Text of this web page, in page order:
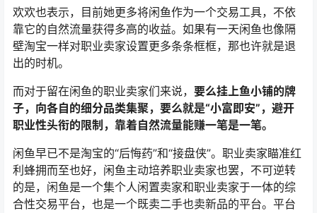
欢欢也表示，目前她更多将闲鱼作为一个交易工具，不依
靠它的自然流量获得多高的收益。如果有一天闲鱼也像隔
壁淘宝一样对职业卖家设置更多条条框框，那也许就是退
出的时机。
而对于留在闲鱼的职业卖家们来说， 要么挂上鱼小铺的牌
子，向各自的细分品类集聚，要么就是“小富即安”，避开
职业性头衔的限制，靠着自然流量能赚一笔是一笔。
闲鱼早已不是淘宝的“后悔药”和“接盘侠”。职业卖家瞄准红
利蜂拥而至也好，闲鱼主动培养职业卖家也罢，不可逆转
的是，闲鱼是一个集个人闲置卖家和职业卖家于一体的综
合性交易平台，也是一个既卖二手也卖新品的平台。平台